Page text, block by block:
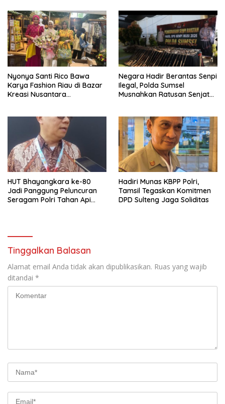
Nyonya Santi Rico Bawa
Karya Fashion Riau di Bazar
Kreasi Nusantara
Negara Hadir Berantas Senpi
Ilegal, Polda Sumsel
Musnahkan Ratusan Senjata
HUT Bhayangkara ke-80
Jadi Panggung Peluncuran
Seragam Polri Tahan Api
Hadiri Munas KBPP Polri,
Tamsil Tegaskan Komitmen
DPD Sulteng Jaga Soliditas
Tinggalkan Balasan
Alamat email Anda tidak akan dipublikasikan. Ruas yang wajib
ditandai *